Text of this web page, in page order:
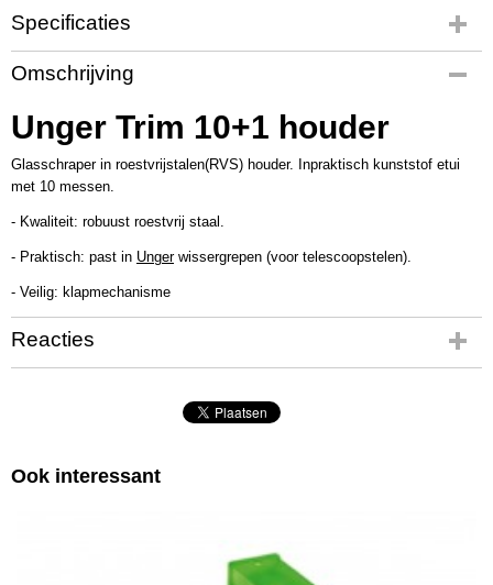
Specificaties
Productcode
UT3306
Productcode leverancier
TM100
Omschrijving
Unger Trim 10+1 houder
Glasschraper in roestvrijstalen(RVS) houder. Inpraktisch kunststof etui
met 10 messen.
- Kwaliteit: robuust roestvrij staal.
- Praktisch: past in Ungerwissergrepen (voor telescoopstelen).
- Veilig: klapmechanisme
Reacties
Ook interessant